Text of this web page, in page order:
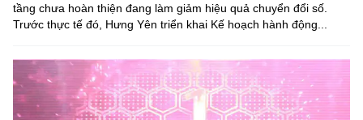
tầng chưa hoàn thiện đang làm giảm hiệu quả chuyển đổi số.
Trước thực tế đó, Hưng Yên triển khai Kế hoạch hành động...